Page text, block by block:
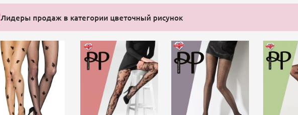
Лидеры продаж в категории цветочный рисунок